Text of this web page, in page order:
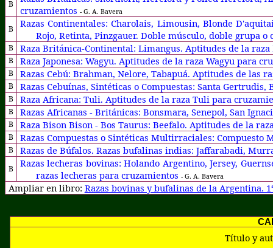
B
cruzamientos - G. A. Bavera
B
Razas Continentales: Charolais, Limousin, Blonde
Rojo, Retinta, Pinzgauer. Doble músculo, doble grupa
B Raza Británica-Continental: Limangus. Aptitudes de la
B Raza Japonesa: Wagyu. Aptitudes de la raza Wagyu para
B Razas Cebú: Brahman, Nelore, Tabapuá. Aptitudes de las
B Razas Cebuínas, Sintéticas o Compuestas: Santa
B Raza Africana: Tuli. Aptitudes de la raza Tuli para
B Razas Africanas - Británicas: Bonsmara, Senepol, San
B Raza Bison Bison - Bos Taurus: Beefalo. Aptitudes de la
B Razas Compuestas o Sintéticas Multirraciales:
B Razas de Búfalos. Razas bufalinas indias: Jaffarabadi,
B
Razas lecheras bovinas: Holando Argentino, Jersey,
razas lecheras para cruzamientos- G. A. Bavera
Ampliar en libro: Razas bovinas y bufalinas de la Argentina.
Título y